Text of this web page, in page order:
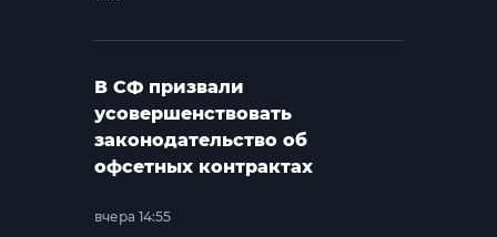
В СФ призвали
усовершенствовать
законодательство об
офсетных контрактах
вчера 14:55